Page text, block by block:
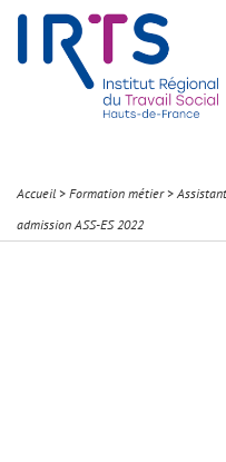
Accueil > Formation métier>
admission ASS-ES 2022